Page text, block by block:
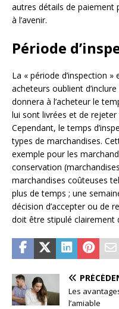
autres détails de
à l’avenir.
Période
La « période d’inspection
acheteurs oublient
donnera à l’acheteur le
lui sont livrées et de
Cependant, le temps
types de marchandises.
exemple pour les
conservation
marchandises coûteuses
plus de temps ; une
décision d’accepter ou de
doit être stipulé clairement
Les
l’amiable